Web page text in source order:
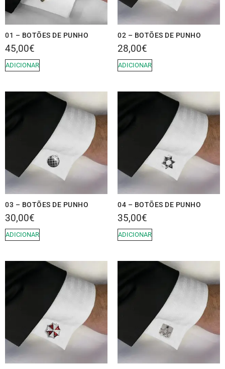
01 – BOTÕES DE PUNHO
45,00€
ADICIONAR
02 – BOTÕES DE PUNHO
28,00€
ADICIONAR
03 – BOTÕES DE PUNHO
30,00€
ADICIONAR
04 – BOTÕES DE PUNHO
35,00€
ADICIONAR